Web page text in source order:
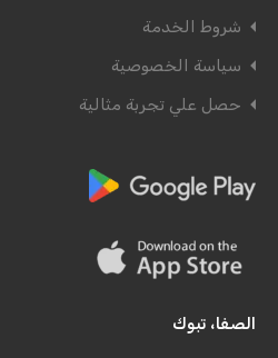
شروط الخدمة
سياسة الخصوصية
حصل علي تجربة مثالية
الصفا، تبوك